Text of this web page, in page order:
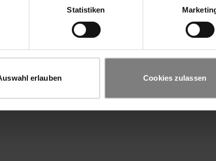
Statistiken
erlauben Cookies zulassen